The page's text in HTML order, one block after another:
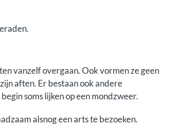
vanzelf overgaan. Ook vormen ze geen
aften. Er bestaan ook andere
soms lijken op een mondzweer.
alsnog een arts te bezoeken.